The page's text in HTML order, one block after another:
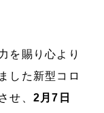
を賜り心より
した新型コロ
せ、 2月7日